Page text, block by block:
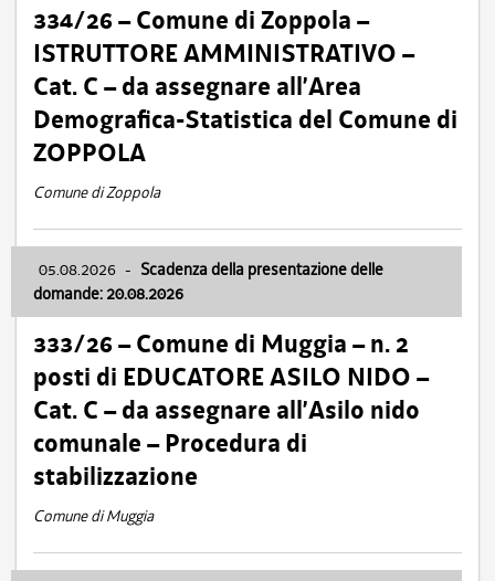
334/26 – Comune di Zoppola –
ISTRUTTORE AMMINISTRATIVO –
Cat. C – da assegnare all’Area
Demografica-Statistica del Comune di
ZOPPOLA
Comune di Zoppola
05.08.2026 - Scadenza della presentazione delle
domande: 20.08.2026
333/26 – Comune di Muggia – n. 2
posti di EDUCATORE ASILO NIDO –
Cat. C – da assegnare all’Asilo nido
comunale – Procedura di
stabilizzazione
Comune di Muggia